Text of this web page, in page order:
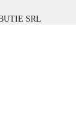
SRL